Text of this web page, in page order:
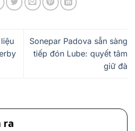
Sonepar Padova sẵn sàng
tiếp đón Lube: quyết tâm
giữ đà
ra